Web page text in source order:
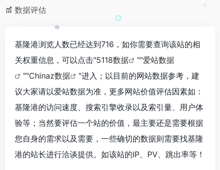
数据评估
基隆港浏览人数已经达到716，如你需要查询该站的相
关权重信息，可以点击"5118数据 ""爱站数据
""Chinaz数据
"进入；以目前的网站数据参考，建
议大家请以爱站数据为准，更多网站价值评估因素如：
基隆港的访问速度、搜索引擎收录以及索引量、用户体
验等；当然要评估一个站的价值，最主要还是需要根据
您自身的需求以及需要，一些确切的数据则需要找基隆
港的站长进行洽谈提供。如该站的IP、PV、跳出率等！
*